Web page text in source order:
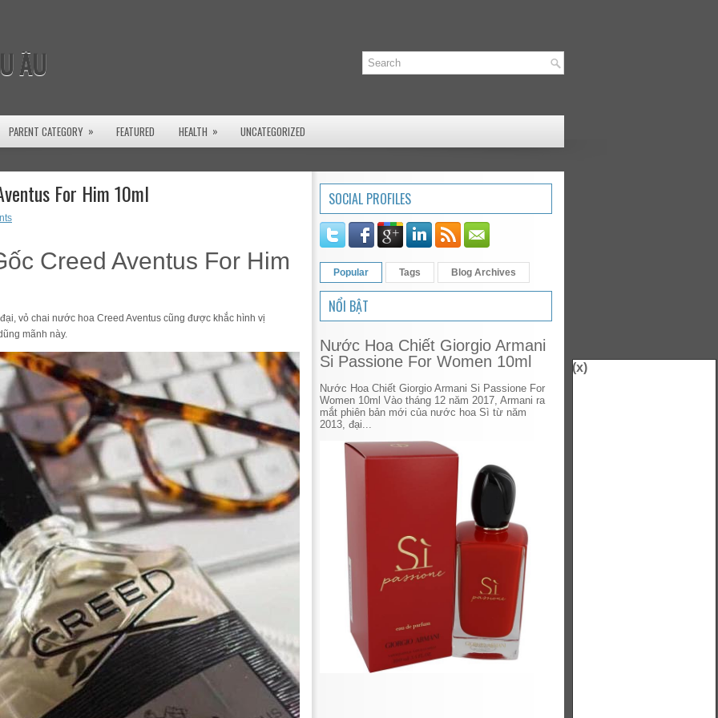
ÂU
PARENT CATEGORY » FEATURED HEALTH » UNCATEGORIZED
For Him 10ml
Creed Aventus For Him
vỏ chai nước hoa Creed Aventus cũng được khắc hình vị
mãnh này.
SOCIAL PROFILES
Popular Tags Blog Archives
NỔI BẬT
Nước Hoa Chiết Giorgio Armani
Si Passione For Women 10ml
Nước Hoa Chiết Giorgio Armani Si Passione For
Women 10ml Vào tháng 12 năm 2017, Armani ra
mắt phiên bản mới của nước hoa Sì từ năm
2013, đại...
(x)